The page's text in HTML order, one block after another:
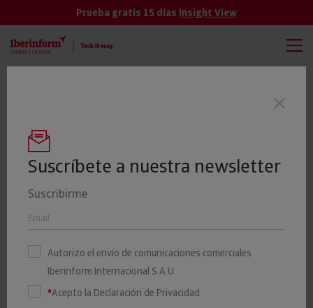
Prueba gratis 15 días Insight View
Últimas noticias
El 18% de las empresas del
País Vasco presenta riesgo
máximo o elevado de
impago
Suscríbete a nuestra newsletter
Suscribirme
Autorizo el envío de comunicaciones comerciales
Iberinform Internacional S.A.U
*Acepto la Declaración de Privacidad